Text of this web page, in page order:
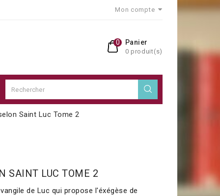
Mon compte
Panier
0 produit(s)
0
Saint Luc Tome 2
SAINT LUC TOME 2
de Luc qui propose l'éxégèse de